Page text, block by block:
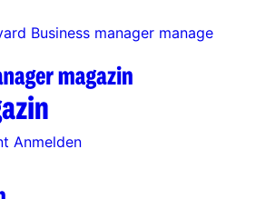
Business manager manage
Anmelden